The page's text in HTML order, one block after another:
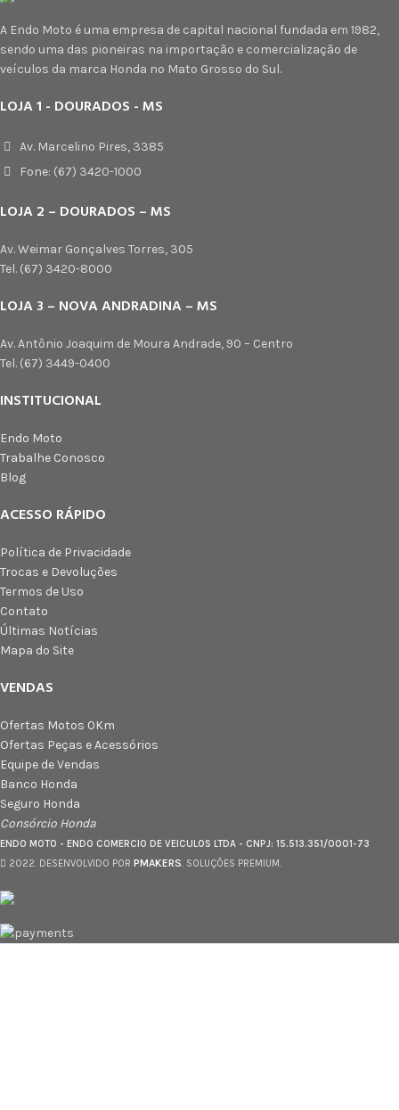
A Endo Moto é uma empresa de capital nacional fundada em 1982,
sendo uma das pioneiras na importação e comercialização de
veículos da marca Honda no Mato Grosso do Sul.
LOJA 1 - DOURADOS - MS
Av. Marcelino Pires, 3385
Fone: (67) 3420-1000
LOJA 2 – DOURADOS – MS
Av. Weimar Gonçalves Torres, 305
Tel. (67) 3420-8000
LOJA 3 – NOVA ANDRADINA – MS
Av. Antônio Joaquim de Moura Andrade, 90 – Centro
Tel. (67) 3449-0400
INSTITUCIONAL
Endo Moto
Trabalhe Conosco
Blog
ACESSO RÁPIDO
Política de Privacidade
Trocas e Devoluções
Termos de Uso
Contato
Últimas Notícias
Mapa do Site
VENDAS
Ofertas Motos 0Km
Ofertas Peças e Acessórios
Equipe de Vendas
Banco Honda
Seguro Honda
Consórcio Honda
ENDO MOTO - ENDO COMERCIO DE VEICULOS LTDA - CNPJ: 15.513.351/0001-73
2022. DESENVOLVIDO POR PMAKERS. SOLUÇÕES PREMIUM.